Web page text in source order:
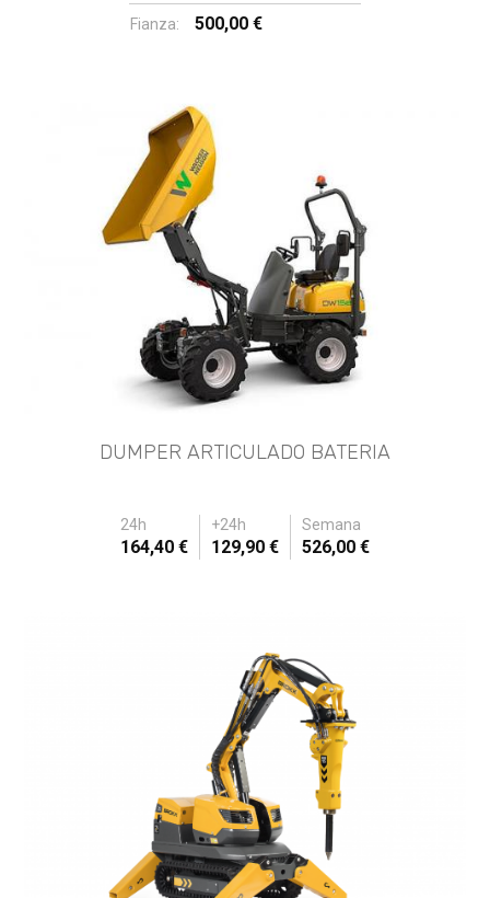
Fianza: 500,00 €
DUMPER ARTICULADO BATERIA
24h +24h Semana
164,40 € 129,90 € 526,00 €